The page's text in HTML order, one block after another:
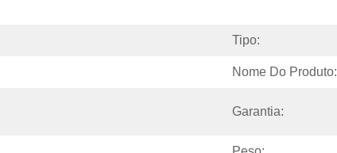
Tipo:
Nome Do Produto:
Garantia: